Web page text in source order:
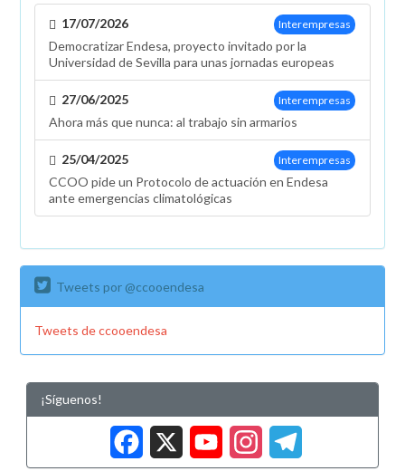
Interempresas
17/07/2026
Democratizar Endesa, proyecto invitado por la
Universidad de Sevilla para unas jornadas europeas
Interempresas
27/06/2025
Ahora más que nunca: al trabajo sin armarios
Interempresas
25/04/2025
CCOO pide un Protocolo de actuación en Endesa
ante emergencias climatológicas
Tweets por @ccooendesa
Tweets de ccooendesa
¡Síguenos!
Facebook
X